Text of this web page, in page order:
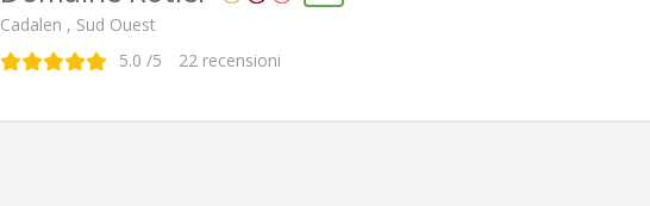
Cadalen , Sud Ouest
5.0 /5 22 recensioni